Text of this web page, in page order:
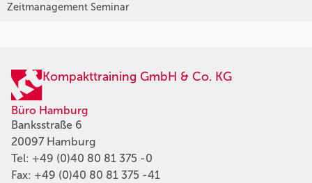
Zeitmanagement Seminar
Kompakttraining GmbH & Co. KG
Büro Hamburg
Banksstraße 6
20097 Hamburg
Tel: +49 (0)40 80 81 375 -0
Fax: +49 (0)40 80 81 375 -41